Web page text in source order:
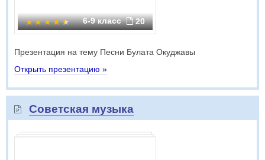
6-9 класс 20
Презентация на тему Песни Булата Окуджавы
Открыть презентацию »
Советская музыка